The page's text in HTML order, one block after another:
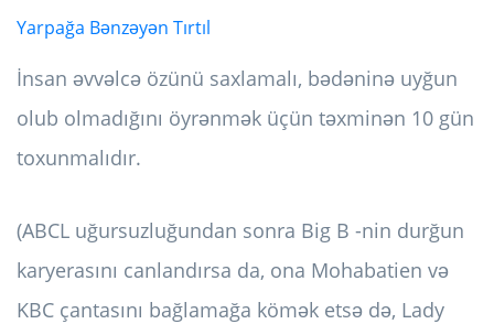
Yarpağa Bənzəyən Tırtıl
İnsan əvvəlcə özünü saxlamalı, bədəninə uyğun
olub olmadığını öyrənmək üçün təxminən 10 gün
toxunmalıdır.
(ABCL uğursuzluğundan sonra Big B -nin durğun
karyerasını canlandırsa da, ona Mohabatien və
KBC çantasını bağlamağa kömək etsə də, Lady